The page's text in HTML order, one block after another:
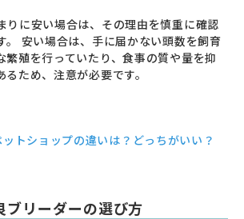
りに安い場合は、その理由を慎重に確認
。 安い場合は、手に届かない頭数を飼育
繁殖を行っていたり、食事の質や量を抑
ため、注意が必要です。
トショップの違いは？どっちがいい？
ブリーダーの選び方